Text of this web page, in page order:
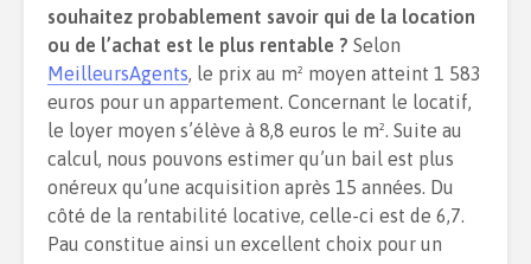
souhaitez probablement savoir qui de la location
ou de l’achat est le plus rentable ? Selon
MeilleursAgents, le prix au m² moyen atteint 1 583
euros pour un appartement. Concernant le locatif,
le loyer moyen s’élève à 8,8 euros le m². Suite au
calcul, nous pouvons estimer qu’un bail est plus
onéreux qu’une acquisition après 15 années. Du
côté de la rentabilité locative, celle-ci est de 6,7.
Pau constitue ainsi un excellent choix pour un